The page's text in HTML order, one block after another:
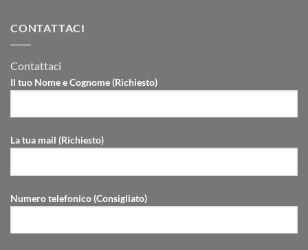
CONTATTACI
Contattaci
Il tuo Nome e Cognome (Richiesto)
La tua mail (Richiesto)
Numero telefonico (Consigliato)